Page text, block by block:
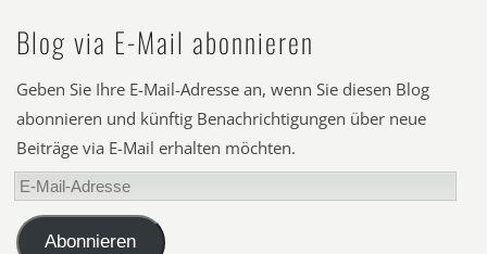
Blog via E-Mail abonnieren
Geben Sie Ihre E-Mail-Adresse an, wenn Sie diesen Blog
abonnieren und künftig Benachrichtigungen über neue
Beiträge via E-Mail erhalten möchten.
E-
Mail-
AdresseAbonnieren